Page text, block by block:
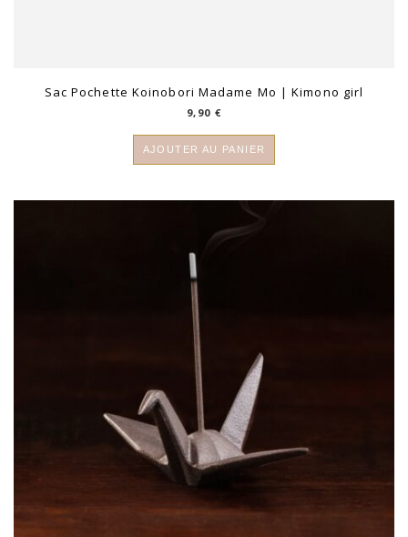
Sac Pochette Koinobori Madame Mo | Kimono girl
9,90 €
AJOUTER AU PANIER